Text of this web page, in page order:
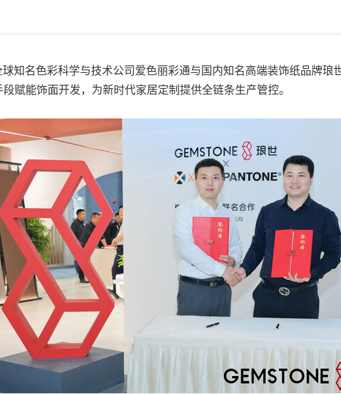
知名色彩科学与技术公司爱色丽彩通与国内知名高端装饰纸品牌
赋能饰面开发，为新时代家居定制提供全链条生产管控。